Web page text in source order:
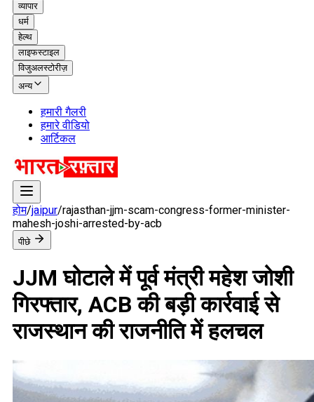
व्यापार
धर्म
हेल्थ
लाइफस्टाइल
विजुअलस्टोरीज़
अन्य
हमारी गैलरी
हमारे वीडियो
आर्टिकल
होम/jaipur/rajasthan-jjm-scam-congress-former-minister-
mahesh-joshi-arrested-by-acb
पीछे
JJM घोटाले में पूर्व मंत्री महेश जोशी
गिरफ्तार, ACB की बड़ी कार्रवाई से
राजस्थान की राजनीति में हलचल